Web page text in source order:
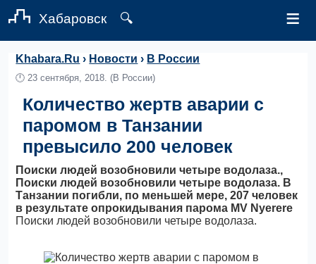
Хабаровск 🔍 ≡
Khabara.Ru › Новости › В России
🕛23 сентября, 2018. (В России)
Количество жертв аварии с
паромом в Танзании
превысило 200 человек
Поиски людей возобновили четыре водолаза.,
Поиски людей возобновили четыре водолаза. В
Танзании погибли, по меньшей мере, 207 человек
в результате опрокидывания парома MV Nyerere
Поиски людей возобновили четыре водолаза.